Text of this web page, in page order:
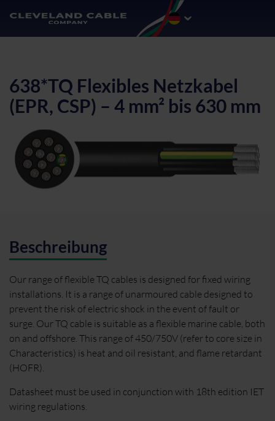
638*TQ Flexibles Netzkabel
(EPR, CSP) – 4 mm² bis 630 mm
Beschreibung
Our range of flexible TQ cables is designed for fixed wiring
installations. It is a range of unarmoured cable designed to
prevent the risk of electric shock in the event of fault or
surge. Our TQ cable is suitable as a flexible marine cable, both
on and offshore. This range of 450/750V (refer to core size in
Characteristics) is heat and oil resistant, and flame retardant
(HOFR).
Datasheet must be used in conjunction with 18th edition IET
wiring regulations.